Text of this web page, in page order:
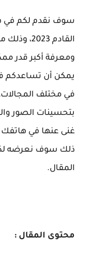
سوف نقدم لكم في
القادم
ومعرفة أكبر قدر
يمكن أن تساعدكم
في مختلف
بتحسينات الصور
ذلك سوف نعرضه
المقال.
محتوى المقال :